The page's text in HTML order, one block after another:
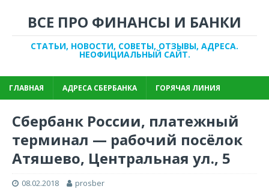
ВСЕ ПРО ФИНАНСЫ И БАНКИ
СТАТЬИ, НОВОСТИ, СОВЕТЫ, ОТЗЫВЫ, АДРЕСА.
НЕОФИЦИАЛЬНЫЙ САЙТ.
ГЛАВНАЯ АДРЕСА СБЕРБАНКА ГОРЯЧАЯ ЛИНИЯ
Сбербанк России, платежный
терминал — рабочий посёлок
Атяшево, Центральная ул., 5
08.02.2018 prosber